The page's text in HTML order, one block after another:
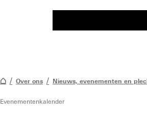
Over ons Nieuws, evenementen en
Evenementenkalender